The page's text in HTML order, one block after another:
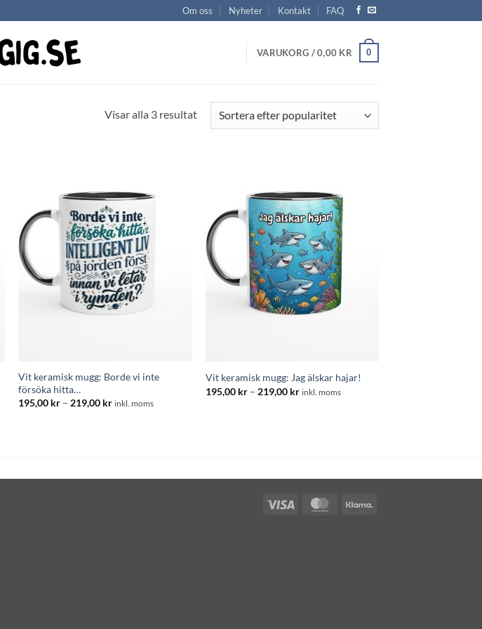
Om oss Nyheter Kontakt FAQ
VARUKORG /0,00 KR 0
Visar alla 3 resultatSortera
efter
Vit keramisk mugg: Borde vi inte
försöka hitta…
195,00 kr – 219,00 krPrisintervall:
inkl. moms
Vit keramisk mugg: Jag älskar hajar!
195,00 kr – 219,00 krPrisintervall:
inkl. moms
Visa MasterCard